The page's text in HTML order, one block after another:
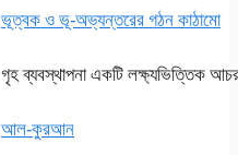
ভূত্বক ও ভূ-অভ্যন্তরের গঠন কাঠামো
গৃহ ব্যবস্থাপনা একটি লক্ষ্যভিত্তিক
আল-কুরআন